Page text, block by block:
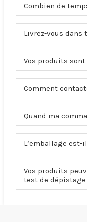
Combien de
Livrez-vous dans
Vos produits
Comment
Quand ma
L’emballage est-
Vos produits
test de dépistage